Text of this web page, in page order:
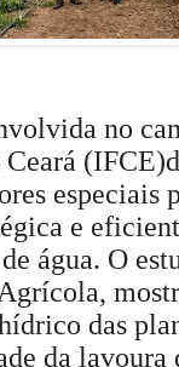
no
e
água. O
das
da lavoura